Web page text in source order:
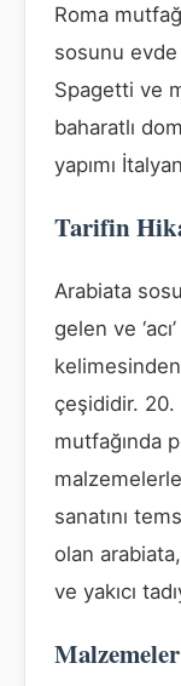
Roma
sosunu evde
Spagetti ve
baharatlı
yapımı
Tarifin
Arabiata
gelen ve
çeşididir. 20.
mutfağında
sanatını
olan arabiata,
ve yakıcı